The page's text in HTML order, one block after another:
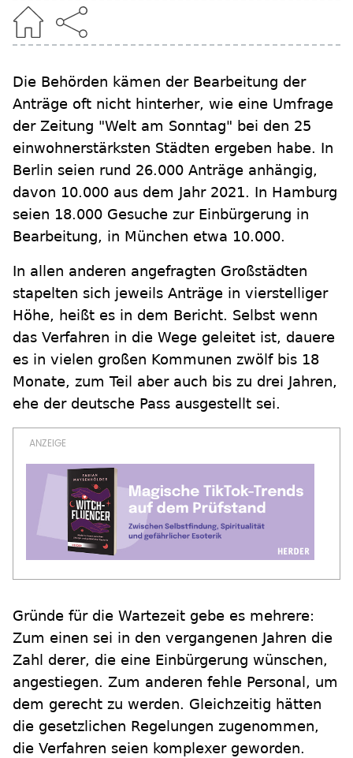
Die Behörden kämen der Bearbeitung der
Anträge oft nicht hinterher, wie eine Umfrage
der Zeitung "Welt am Sonntag" bei den 25
einwohnerstärksten Städten ergeben habe. In
Berlin seien rund 26.000 Anträge anhängig,
davon 10.000 aus dem Jahr 2021. In Hamburg
seien 18.000 Gesuche zur Einbürgerung in
Bearbeitung, in München etwa 10.000.
In allen anderen angefragten Großstädten
stapelten sich jeweils Anträge in vierstelliger
Höhe, heißt es in dem Bericht. Selbst wenn
das Verfahren in die Wege geleitet ist, dauere
es in vielen großen Kommunen zwölf bis 18
Monate, zum Teil aber auch bis zu drei Jahren,
ehe der deutsche Pass ausgestellt sei.
Gründe für die Wartezeit gebe es mehrere:
Zum einen sei in den vergangenen Jahren die
Zahl derer, die eine Einbürgerung wünschen,
angestiegen. Zum anderen fehle Personal, um
dem gerecht zu werden. Gleichzeitig hätten
die gesetzlichen Regelungen zugenommen,
die Verfahren seien komplexer geworden.